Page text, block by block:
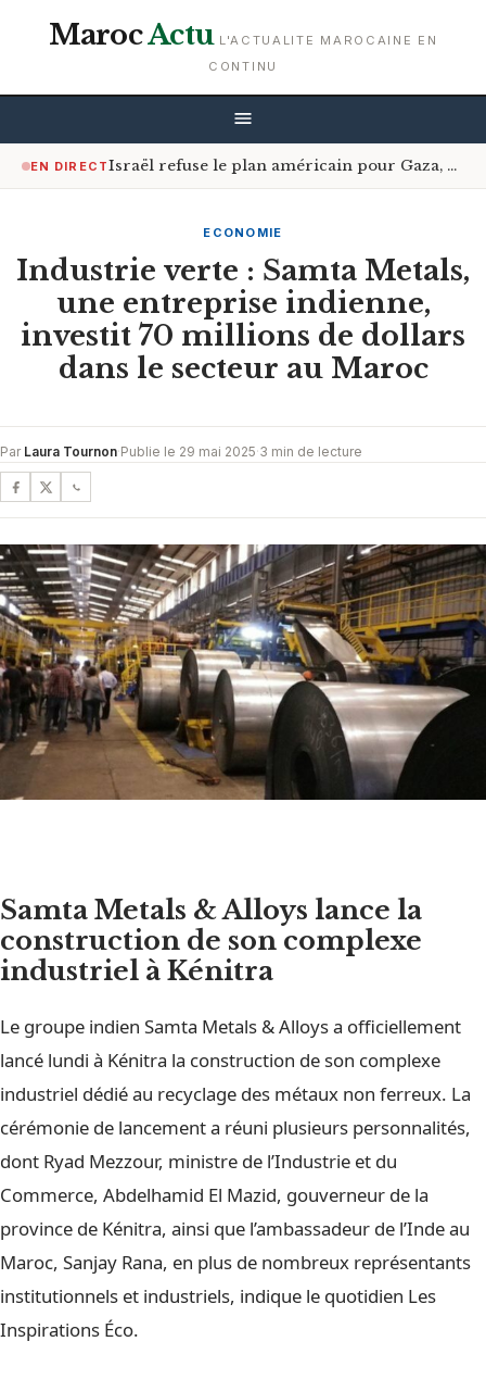
MarocActu L'ACTUALITE MAROCAINE EN
CONTINU
EN DIRECT Israël refuse le plan américain pour Gaza, accepté par le Hamas
ECONOMIE
Industrie verte : Samta Metals,
une entreprise indienne,
investit 70 millions de dollars
dans le secteur au Maroc
Par Laura Tournon·Publie le 29 mai 2025·3 min de lecture
Samta Metals & Alloys lance la
construction de son complexe
industriel à Kénitra
Le groupe indien Samta Metals & Alloys a officiellement
lancé lundi à Kénitra la construction de son complexe
industriel dédié au recyclage des métaux non ferreux. La
cérémonie de lancement a réuni plusieurs personnalités,
dont Ryad Mezzour, ministre de l’Industrie et du
Commerce, Abdelhamid El Mazid, gouverneur de la
province de Kénitra, ainsi que l’ambassadeur de l’Inde au
Maroc, Sanjay Rana, en plus de nombreux représentants
institutionnels et industriels, indique le quotidien Les
Inspirations Éco.